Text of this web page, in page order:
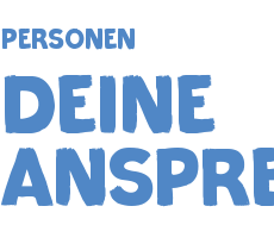
Personen
deine